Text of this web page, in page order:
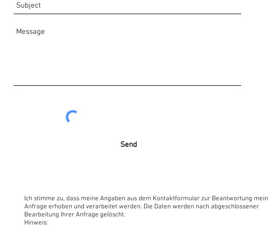
Send
Ich stimme zu, dass meine Angaben aus dem Kontaktformular zur Beantwortung
Anfrage erhoben und verarbeitet werden. Die Daten werden nach abgeschlossener
Bearbeitung Ihrer Anfrage gelöscht.
Hinweis: